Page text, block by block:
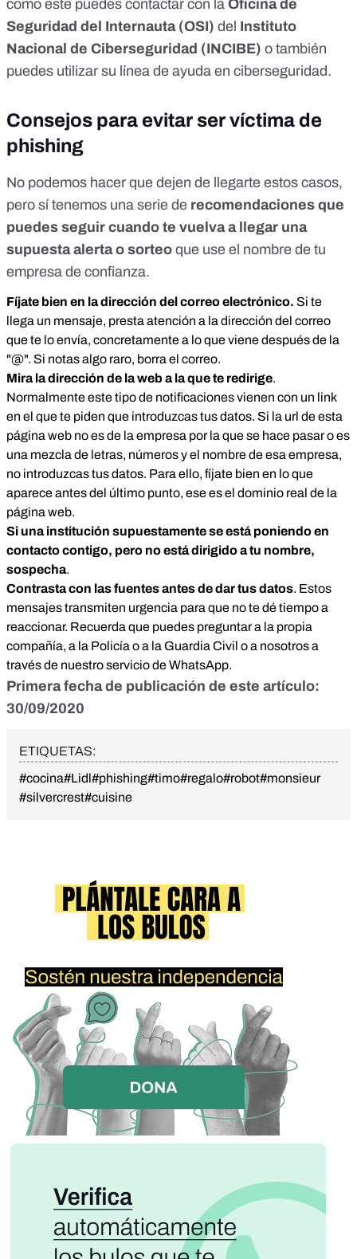
como este puedes contactar con la Oficina de
Seguridad del Internauta(OSI) del Instituto
Nacional de Ciberseguridad (INCIBE) o también
puedes utilizar su línea de ayuda en ciberseguridad.
Consejos para evitar ser víctima de
phishing
No podemos hacer que dejen de llegarte estos casos,
pero sí tenemos una serie de recomendaciones que
puedes seguir cuando te vuelva a llegar una
supuesta alerta o sorteo que use el nombre de tu
empresa de confianza.
Fíjate bien en la dirección del correo electrónico. Si te
llega un mensaje, presta atención a la dirección del correo
que te lo envía, concretamente a lo que viene después de la
"@". Si notas algo raro, borra el correo.
Mira la dirección de la web a la que te redirige.
Normalmente este tipo de notificaciones vienen con un link
en el que te piden que introduzcas tus datos. Si la url de esta
página web no es de la empresa por la que se hace pasar o es
una mezcla de letras, números y el nombre de esa empresa,
no introduzcas tus datos. Para ello, fíjate bien en lo que
aparece antes del último punto, ese es el dominio real de la
página web.
Si una institución supuestamente se está poniendo en
contacto contigo, pero no está dirigido a tu nombre,
sospecha.
Contrasta con las fuentes antes de dar tus datos. Estos
mensajes transmiten urgencia para que no te dé tiempo a
reaccionar. Recuerda que puedes preguntar a la propia
compañía, a la Policía o a la Guardia Civil o a nosotros a
través de nuestro servicio de WhatsApp.
Primera fecha de publicación de este artículo:
30/09/2020
ETIQUETAS:
#cocina#Lidl#phishing#timo#regalo#robot#monsieur
#silvercrest#cuisine